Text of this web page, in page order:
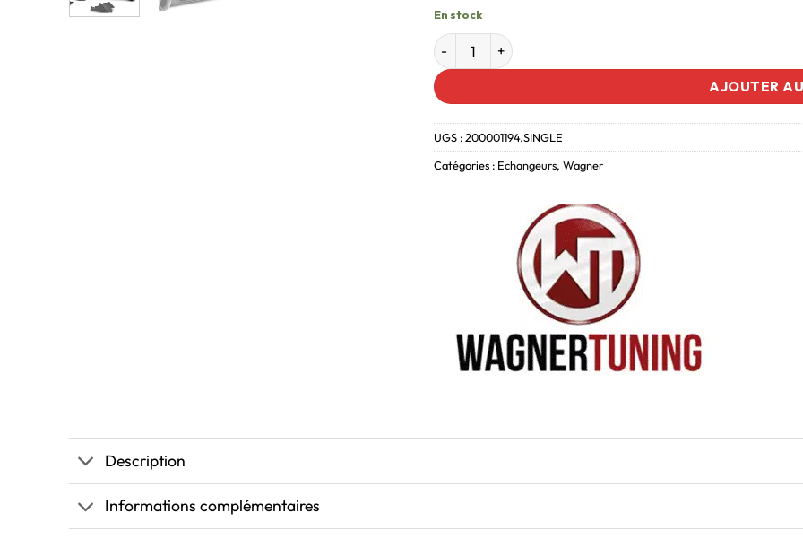
En stock
AJOUTER
UGS :200001194.SINGLE
Catégories : Echangeurs, Wagner
Description
Informations complémentaires